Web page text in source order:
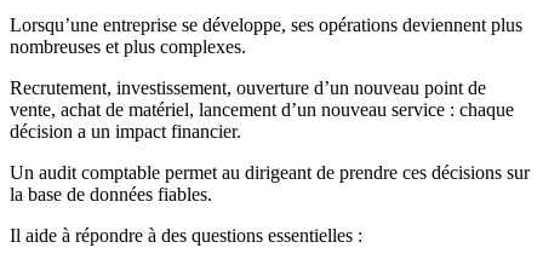
Lorsqu’une entreprise se développe, ses opérations deviennent plus
nombreuses et plus complexes.
Recrutement, investissement, ouverture d’un nouveau point de
vente, achat de matériel, lancement d’un nouveau service : chaque
décision a un impact financier.
Un audit comptable permet au dirigeant de prendre ces décisions sur
la base de données fiables.
Il aide à répondre à des questions essentielles :